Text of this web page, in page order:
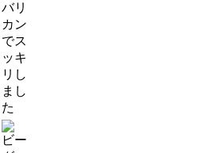
バリ
カン
でス
ッキ
リし
まし
た
ビー